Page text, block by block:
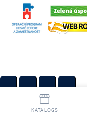
KATALOGS